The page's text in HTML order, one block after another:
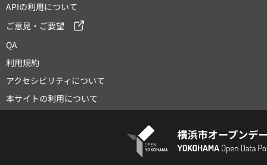
APIの利用について
ご意見・ご要望
QA
利用規約
アクセシビリティについて
本サイトの利用について